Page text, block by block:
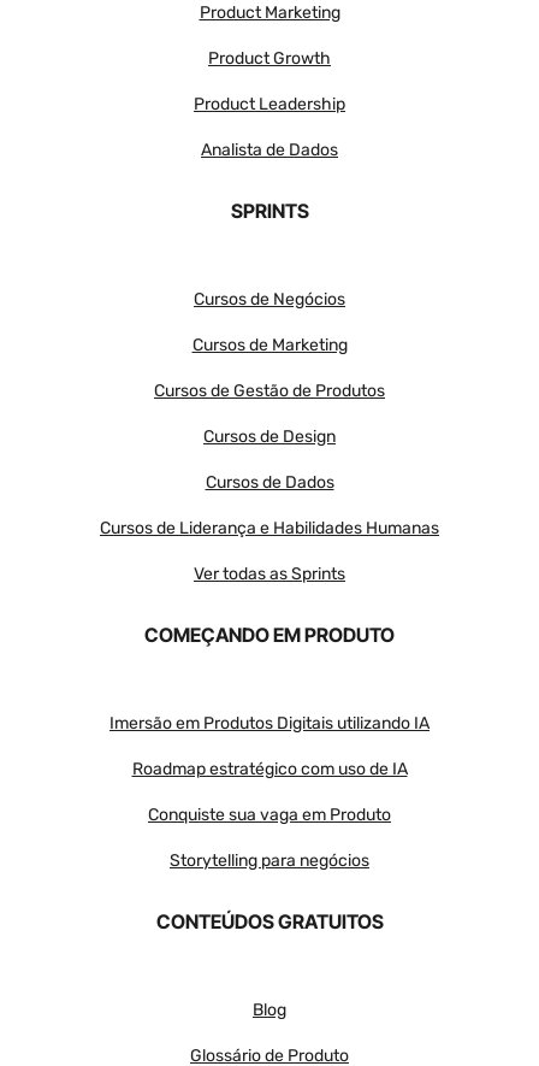
Product Marketing
Product Growth
Product Leadership
Analista de Dados
SPRINTS
Cursos de Negócios
Cursos de Marketing
Cursos de Gestão de Produtos
Cursos de Design
Cursos de Dados
Cursos de Liderança e Habilidades Humanas
Ver todas as Sprints
COMEÇANDO EM PRODUTO
Imersão em Produtos Digitais utilizando IA
Roadmap estratégico com uso de IA
Conquiste sua vaga em Produto
Storytelling para negócios
CONTEÚDOS GRATUITOS
Blog
Glossário de Produto